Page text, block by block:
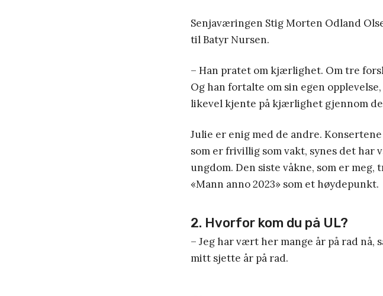
Senjaværingen Stig Morten Odland
til Batyr Nursen.
– Han pratet om kjærlighet. Om tre
Og han fortalte om sin egen
likevel kjente på kjærlighet gjennom
Julie er enig med de andre.
som er frivillig som vakt, synes det har
ungdom. Den siste våkne, som er
«Mann anno 2023» som et høydepunkt.
2. Hvorfor kom du på UL?
– Jeg har vært her mange år på rad
mitt sjette år på rad.